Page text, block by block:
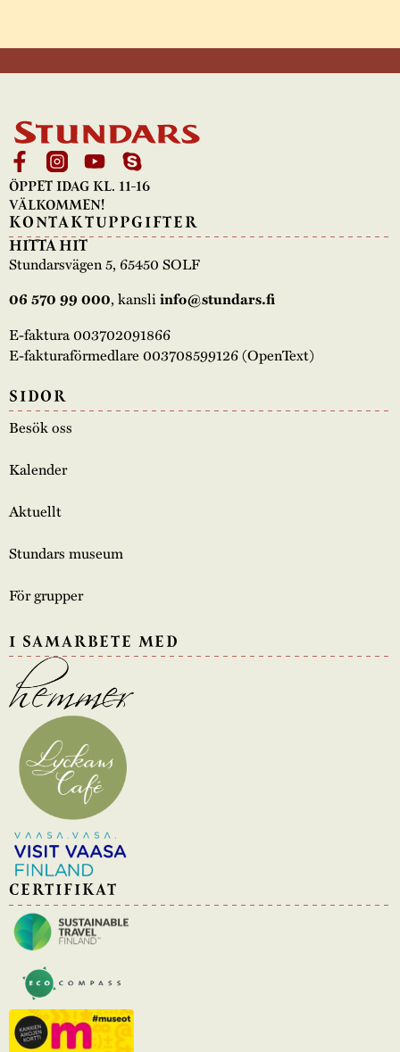
ÖPPET IDAG KL. 11-16
VÄLKOMMEN!
KONTAKTUPPGIFTER
HITTA HIT
Stundarsvägen 5, 65450 SOLF
06 570 99 000, kansliinfo@stundars.fi
E-faktura 003702091866
E-fakturaförmedlare 003708599126 (OpenText)
SIDOR
Besök oss
Kalender
Aktuellt
Stundars museum
För grupper
I SAMARBETE MED
CERTIFIKAT